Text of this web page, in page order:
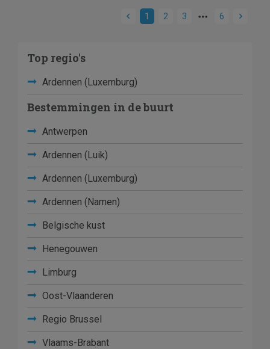
1 2 3 6
Top regio's
Ardennen (Luxemburg)
Bestemmingen in de buurt
Antwerpen
Ardennen (Luik)
Ardennen (Luxemburg)
Ardennen (Namen)
Belgische kust
Henegouwen
Limburg
Oost-Vlaanderen
Regio Brussel
Vlaams-Brabant